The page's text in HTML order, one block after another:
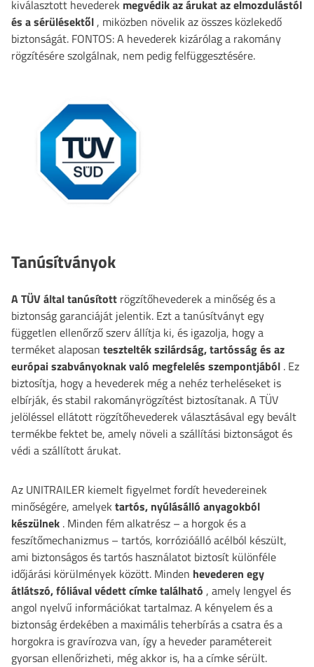
kiválasztott hevederek megvédik az árukat az elmozdulástól
és a sérülésektől, miközben növelik az összes közlekedő
biztonságát. FONTOS: A hevederek kizárólag a rakomány
rögzítésére szolgálnak, nem pedig felfüggesztésére.
Tanúsítványok
A TÜV által tanúsított rögzítőhevederek a minőség és a
biztonság garanciáját jelentik. Ezt a tanúsítványt egy
független ellenőrző szerv állítja ki, és igazolja, hogy a
terméket alaposan tesztelték szilárdság, tartósság és az
európai szabványoknak való megfelelés szempontjából . Ez
biztosítja, hogy a hevederek még a nehéz terheléseket is
elbírják, és stabil rakományrögzítést biztosítanak. A TÜV
jelöléssel ellátott rögzítőhevederek választásával egy bevált
termékbe fektet be, amely növeli a szállítási biztonságot és
védi a szállított árukat.
Az UNITRAILER kiemelt figyelmet fordít hevedereinek
minőségére, amelyek tartós, nyúlásálló anyagokból
készülnek . Minden fém alkatrész – a horgok és a
feszítőmechanizmus – tartós, korrózióálló acélból készült,
ami biztonságos és tartós használatot biztosít különféle
időjárási körülmények között. Minden hevederen egy
átlátszó, fóliával védett címke található , amely lengyel és
angol nyelvű információkat tartalmaz. A kényelem és a
biztonság érdekében a maximális teherbírás a csatra és a
horgokra is gravírozva van, így a heveder paramétereit
gyorsan ellenőrizheti, még akkor is, ha a címke sérült.